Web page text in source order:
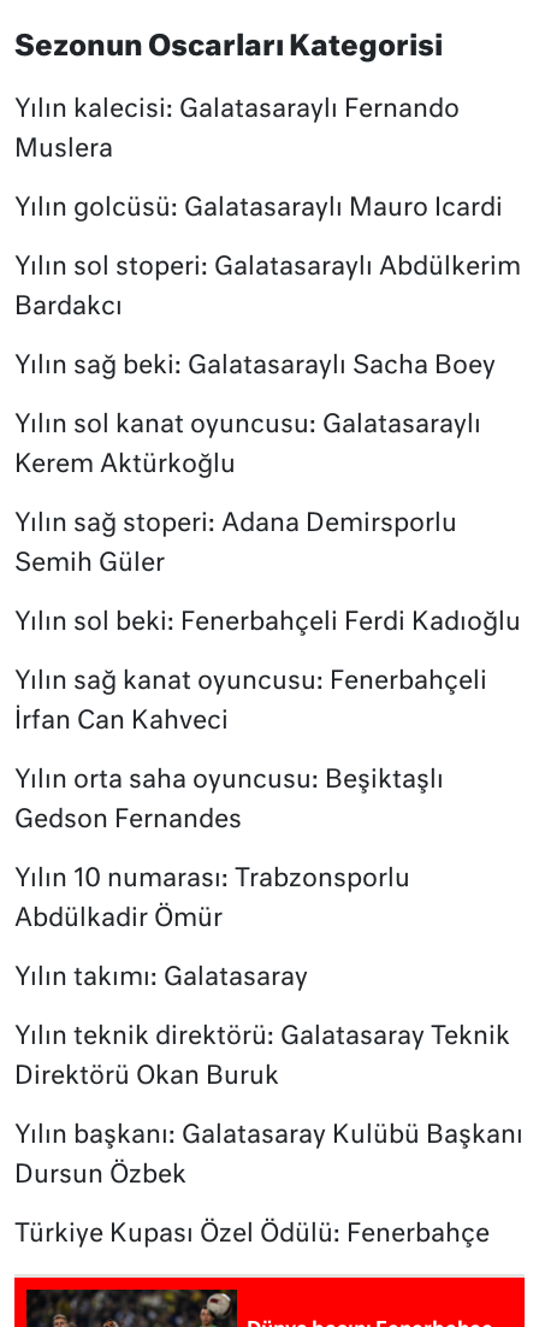
Sezonun Oscarları Kategorisi
Yılın kalecisi: Galatasaraylı Fernando
Muslera
Yılın golcüsü: Galatasaraylı Mauro Icardi
Yılın sol stoperi: Galatasaraylı Abdülkerim
Bardakcı
Yılın sağ beki: Galatasaraylı Sacha Boey
Yılın sol kanat oyuncusu: Galatasaraylı
Kerem Aktürkoğlu
Yılın sağ stoperi: Adana Demirsporlu
Semih Güler
Yılın sol beki: Fenerbahçeli Ferdi Kadıoğlu
Yılın sağ kanat oyuncusu: Fenerbahçeli
İrfan Can Kahveci
Yılın orta saha oyuncusu: Beşiktaşlı
Gedson Fernandes
Yılın 10 numarası: Trabzonsporlu
Abdülkadir Ömür
Yılın takımı: Galatasaray
Yılın teknik direktörü: Galatasaray Teknik
Direktörü Okan Buruk
Yılın başkanı: Galatasaray Kulübü Başkanı
Dursun Özbek
Türkiye Kupası Özel Ödülü: Fenerbahçe